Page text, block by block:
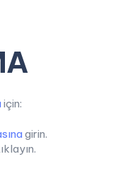
için:
girin.